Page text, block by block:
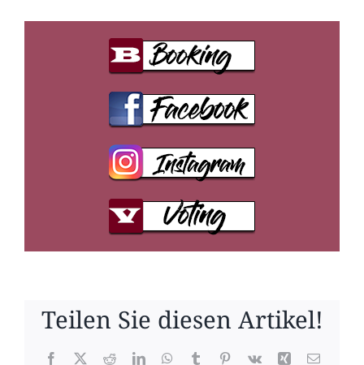
Teilen Sie diesen Artikel!
Facebook
X RedditLinkedInWhatsApp
TumblrPinterest
Vk Xing E-